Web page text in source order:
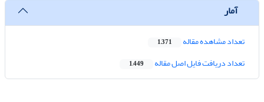
آمار
تعداد مشاهده مقاله 1,371
تعداد دریافت فایل اصل مقاله 1,449